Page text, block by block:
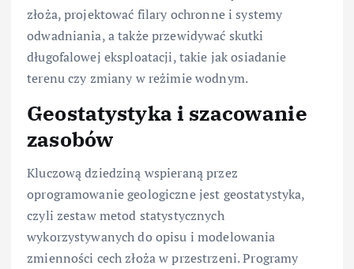
złoża, projektować filary ochronne i systemy
odwadniania, a także przewidywać skutki
długofalowej eksploatacji, takie jak osiadanie
terenu czy zmiany w reżimie wodnym.
Geostatystyka i szacowanie
zasobów
Kluczową dziedziną wspieraną przez
oprogramowanie geologiczne jest geostatystyka,
czyli zestaw metod statystycznych
wykorzystywanych do opisu i modelowania
zmienności cech złoża w przestrzeni. Programy